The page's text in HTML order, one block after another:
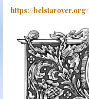
https://belstarover.org/